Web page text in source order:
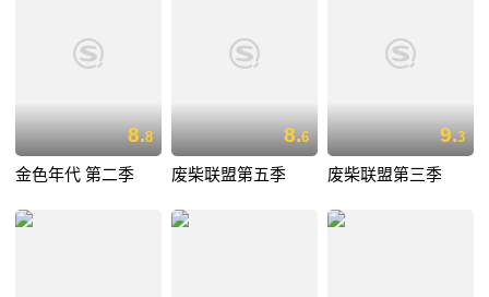
8.8
金色年代 第二季
8.6
废柴联盟第五季
9.3
废柴联盟第三季